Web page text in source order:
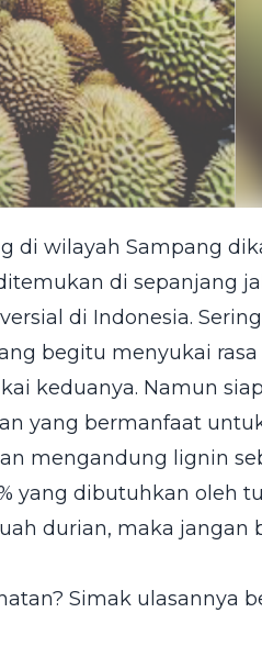
di wilayah Sampang
di sepanjang
di Indonesia.
begitu menyukai rasa
keduanya. Namun
yang bermanfaat
mengandung lignin
yang dibutuhkan oleh
durian, maka jangan
Simak ulasannya